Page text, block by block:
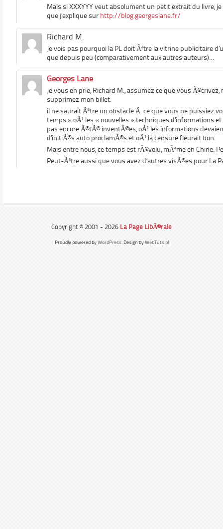
Mais si XXXYYY veut absolument un petit extrait du livre,
que j’explique sur http://blog.georgeslane.fr/
Richard M.
Je vois pas pourquoi la PL doit Ãªtre la vitrine publicitaire
que depuis peu (comparativement aux autres auteurs)…
Georges Lane
Je vous en prie, Richard M., assumez ce que vous Ã©crivez,
supprimez mon billet.
il ne saurait Ãªtre un obstacle Ã ce que vous ne puissiez
temps » oÃ¹ les « nouvelles » techniques d’informations
pas encore Ã©tÃ© inventÃ©es, oÃ¹ les informations
d’initiÃ©s auto proclamÃ©s et oÃ¹ la censure fleurait bon.
Mais entre nous, ce temps est rÃ©volu, mÃªme en Chine.
Peut-Ãªtre aussi que vous avez d’autres visÃ©es pour La
Copyright © 2001 - 2026 La Page LibÃ©rale
Proudly powered byWordPress. Design byWebTuts.pl